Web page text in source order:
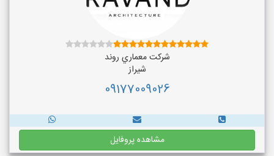
شركت معماري روند
شیراز
09177009026
مشاهده پروفایل